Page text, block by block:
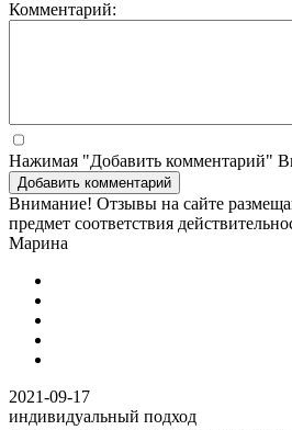
Комментарий:
Нажимая "Добавить комментарий"
Добавить комментарий
Внимание! Отзывы на сайте
предмет соответствия
Марина
2021-09-17
индивидуальный подход